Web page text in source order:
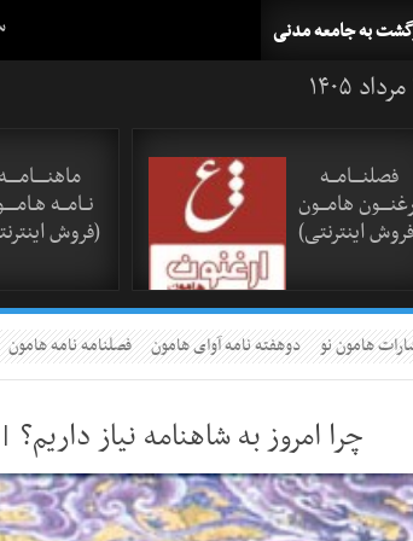
به جامعه مدنی
فصلنــــامـــه
هامـــون
اینترنتی)
نــامـــه
(فروش
هامون نو دوهفته نامه آوای هامون فصلنامه نامه هامون
چرا امروز به شاهنامه نیاز